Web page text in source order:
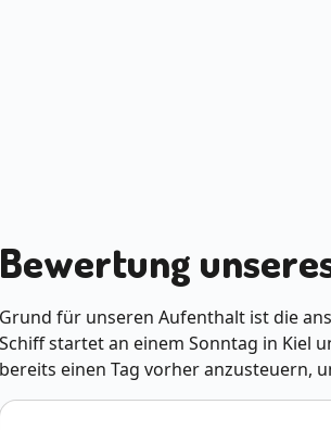
Bewertung
Grund für unseren Aufenthalt ist die
Schiff startet an einem Sonntag in Kiel
bereits einen Tag vorher anzusteuern,